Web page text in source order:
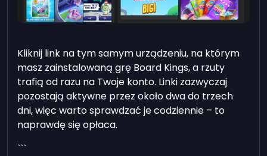
Kliknij link na tym samym urządzeniu, na którym
masz zainstalowaną grę Board Kings, a rzuty
trafią od razu na Twoje konto. Linki zazwyczaj
pozostają aktywne przez około dwa do trzech
dni, więc warto sprawdzać je codziennie – to
naprawdę się opłaca.
```